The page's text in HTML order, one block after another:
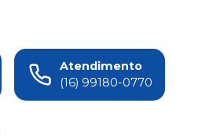
Atendimento
(16) 99180-0770